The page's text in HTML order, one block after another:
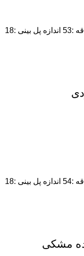
نوع : زنانه و مردانه جنس : کائوچو اندازه حدقه :53 اندازه پل بینی :18
نوع : زنانه و مردانه جنس : کائوچو اندازه حدقه :54 اندازه پل بینی :18